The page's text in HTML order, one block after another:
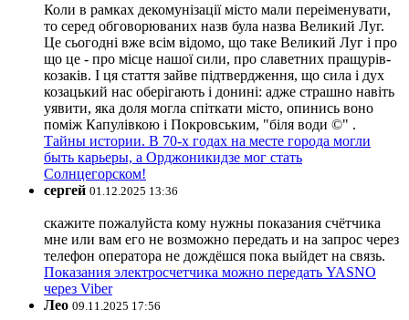
Коли в рамках декомунізації місто мали переіменувати,
то серед обговорюваних назв була назва Великий Луг.
Це сьогодні вже всім відомо, що таке Великий Луг і про
що це - про місце нашої сили, про славетних пращурів-
козаків. І ця стаття зайве підтвердження, що сила і дух
козацький нас оберігають і донині: адже страшно навіть
уявити, яка доля могла спіткати місто, опинись воно
поміж Капулівкою і Покровським, "біля води ©" .
Тайны истории. В 70-х годах на месте города могли
быть карьеры, а Орджоникидзе мог стать
Солнцегорском!
сергей 01.12.2025 13:36
скажите пожалуйста кому нужны показания счётчика
мне или вам его не возможно передать и на запрос через
телефон оператора не дождёшся пока выйдет на связь.
Показания электросчетчика можно передать YASNO
через Viber
Лео 09.11.2025 17:56